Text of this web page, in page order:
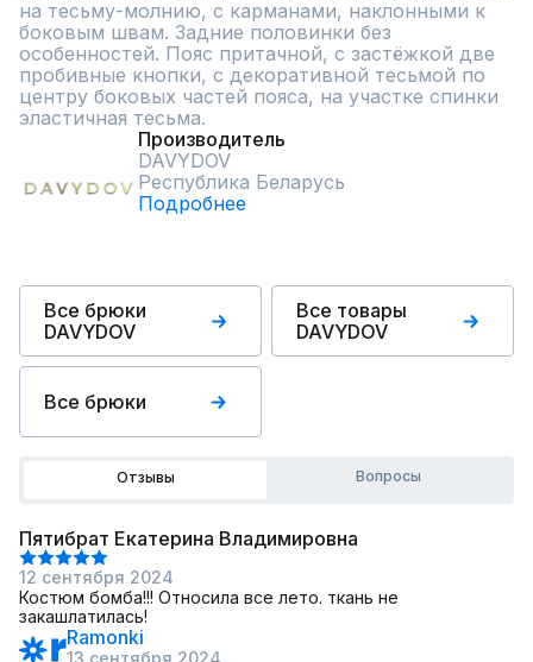
на тесьму-молнию, с карманами, наклонными к
боковым швам. Задние половинки без
особенностей. Пояс притачной, с застёжкой две
пробивные кнопки, с декоративной тесьмой по
центру боковых частей пояса, на участке спинки
эластичная тесьма.
Производитель
DAVYDOV
Республика Беларусь
Подробнее
Все брюки
DAVYDOV
Все товары
DAVYDOV
Все брюки
Отзывы Вопросы
Пятибрат Екатерина Владимировна
12 сентября 2024
Костюм бомба!!! Относила все лето. ткань не
закашлатилась!
Ramonki
13 сентября 2024